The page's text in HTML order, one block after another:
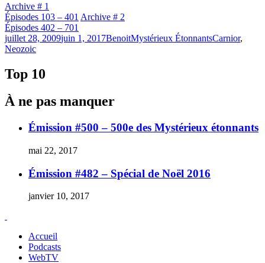
Archive # 1
Épisodes 103 – 401 Archive # 2
Épisodes 402 – 701
Publié
le
juillet 28, 2009juin 1, 2017BenoitCatégories
Mystérieux ÉtonnantsÉtiquettes
Carnior,
Neozoic
Top 10
À ne pas manquer
Émission #500 – 500e des Mystérieux étonnants
mai 22, 2017
Émission #482 – Spécial de Noël 2016
janvier 10, 2017
Accueil
Podcasts
WebTV